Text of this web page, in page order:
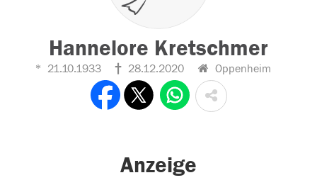
Hannelore Kretschmer
21.10.1933 28.12.2020 Oppenheim
Anzeige